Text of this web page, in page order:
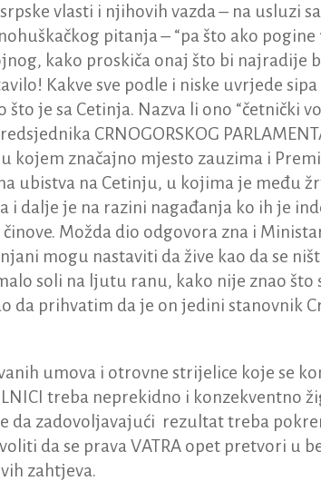
vlasti i njihovih vazda – na usluzi
pitanja – “pa što ako pogine
kako proskiča onaj što bi najradije
Kakve sve podle i niske uvrjede
što je sa Cetinja. Nazva li ono “četnički
CRNOGORSKOG
kojem značajno mjesto zauzima i
ubistva na Cetinju, u kojima je među
i dalje je na razini nagađanja ko ih je
Možda dio odgovora zna i
mogu nastaviti da žive kao da se
soli na ljutu ranu, kako nije znao što
da prihvatim da je on jedini stanovnik
umova i otrovne strijelice koje se
treba neprekidno i konzekventno
da zadovoljavajući rezultat treba
da se prava VATRA opet pretvori u
zahtjeva.